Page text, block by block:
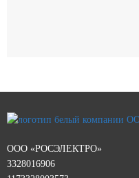
ООО «РОСЭЛЕКТРО»
3328016906